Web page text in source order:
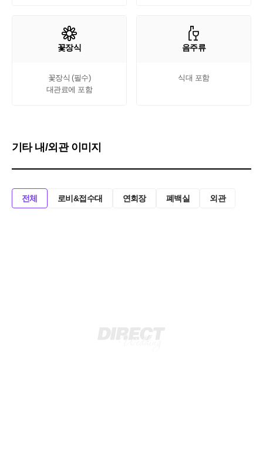
꽃장식
꽃장식 (필수)
대관료에 포함
음주류
식대 포함
기타 내/외관 이미지
전체 로비&접수대 연회장 폐백실 외관